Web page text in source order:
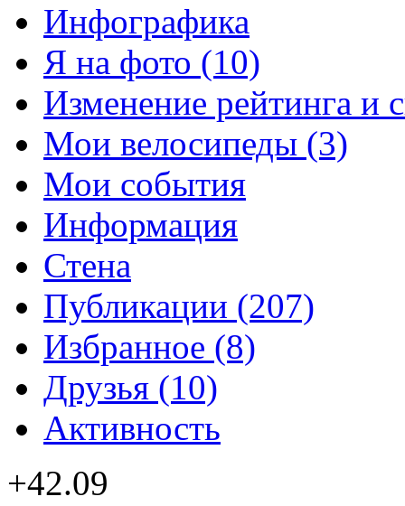
Инфографика
Я на фото (10)
Изменение рейтинга и
Мои велосипеды (3)
Мои события
Информация
Стена
Публикации (207)
Избранное (8)
Друзья (10)
Активность
+42.09